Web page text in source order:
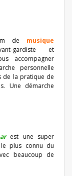
de musique
gardiste et
accompagner
personnelle
de la pratique de
Une démarche
est une super
plus connu du
beaucoup de